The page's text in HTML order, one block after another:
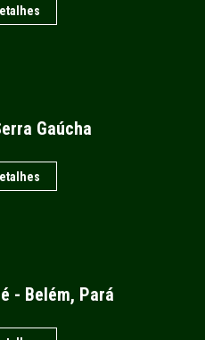
Gaúcha
- Belém, Pará